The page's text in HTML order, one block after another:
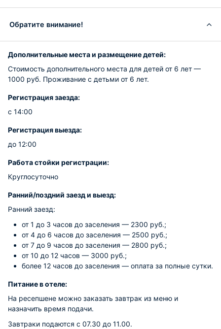
Обратите внимание!
Дополнительные места и размещение детей:
Стоимость дополнительного места для детей от 6 лет —
1000 руб. Проживание с детьми от 6 лет.
Регистрация заезда:
с 14:00
Регистрация выезда:
до 12:00
Работа стойки регистрации:
Круглосуточно
Ранний/поздний заезд и выезд:
Ранний заезд:
от 1 до 3 часов до заселения — 2300 руб.;
от 4 до 6 часов до заселения — 2500 руб.;
от 7 до 9 часов до заселения — 2800 руб.;
от 10 до 12 часов — 3000 руб.;
более 12 часов до заселения — оплата за полные сутки.
Питание в отеле:
На ресепшене можно заказать завтрак из меню и
назначить время подачи.
Завтраки подаются с 07.30 до 11.00.